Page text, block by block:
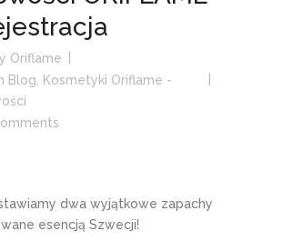
Oriflame
Blog
Kosmetyki Oriflame -
dwa wyjątkowe zapachy
esencją Szwecji!